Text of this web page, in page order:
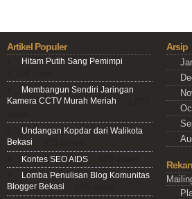
Artikel Populer
Hitam Putih Sang Pemimpi
Membangun Sendiri Jaringan
Kamera CCTV Murah Meriah
Undangan Kopdar dari Walikota
Bekasi
Kontes SEO AIDS
Lomba Penulisan Blog Komunitas
Blogger Bekasi
Arsip